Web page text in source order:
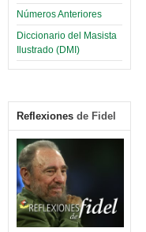
Números Anteriores
Diccionario del Masista
Ilustrado (DMI)
Reflexiones de Fidel